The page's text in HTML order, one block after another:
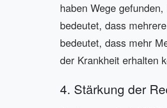
haben Wege
bedeutet, dass
bedeutet, dass mehr
der Krankheit erhalten
4. Stärkung der